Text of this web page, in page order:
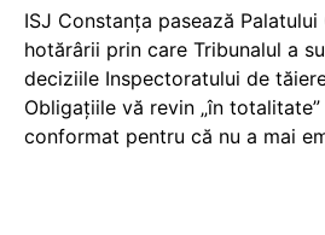
ISJ Constanța pasează
hotărârii prin care Tribunalul a
deciziile Inspectoratului de
Obligațiile vă revin „în
conformat pentru că nu a mai